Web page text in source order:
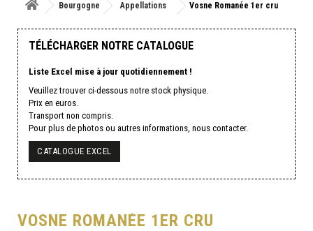
Bourgogne Appellations Vosne Romanée 1er cru
TÉLÉCHARGER NOTRE CATALOGUE
Liste Excel mise à jour quotidiennement !
Veuillez trouver ci-dessous notre stock physique.
Prix en euros.
Transport non compris.
Pour plus de photos ou autres informations, nous contacter.
CATALOGUE EXCEL
VOSNE ROMANÉE 1ER CRU